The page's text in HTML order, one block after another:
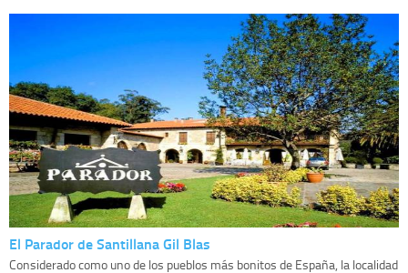
El Parador de Santillana Gil Blas
Considerado como uno de los pueblos más bonitos de España, la localidad